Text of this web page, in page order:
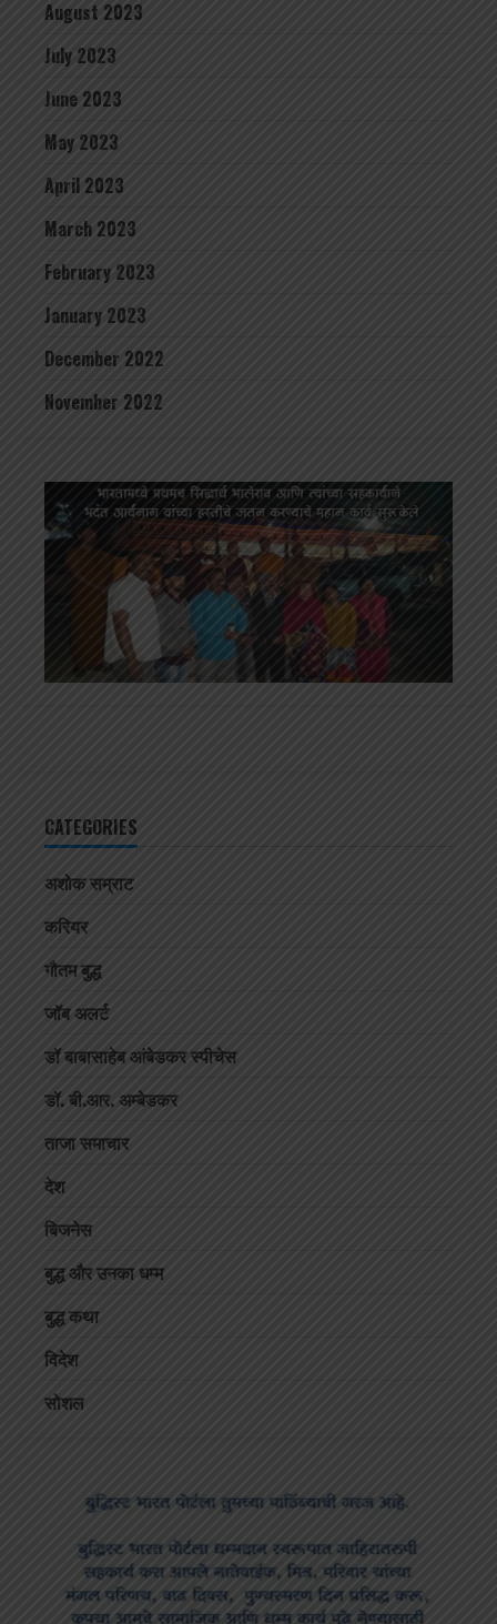
August 2023
July 2023
June 2023
May 2023
April 2023
March 2023
February 2023
January 2023
December 2022
November 2022
CATEGORIES
अशोक सम्राट
करियर
गौतम बुद्ध
जॉब अलर्ट
डॉ बाबासाहेब आंबेडकर स्पीचेस
डॉ. बी.आर. अम्बेडकर
ताजा समाचार
देश
बिजनेस
बुद्ध और उनका धम्म
बुद्ध कथा
विदेश
सोशल